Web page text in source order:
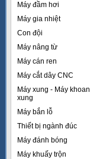
Máy đầm hơi
Máy gia nhiệt
Con đội
Máy nâng từ
Máy cán ren
Máy cắt dây CNC
Máy xung - Máy khoan
xung
Máy bắn lỗ
Thiết bị ngành đúc
Máy đánh bóng
Máy khuấy trộn